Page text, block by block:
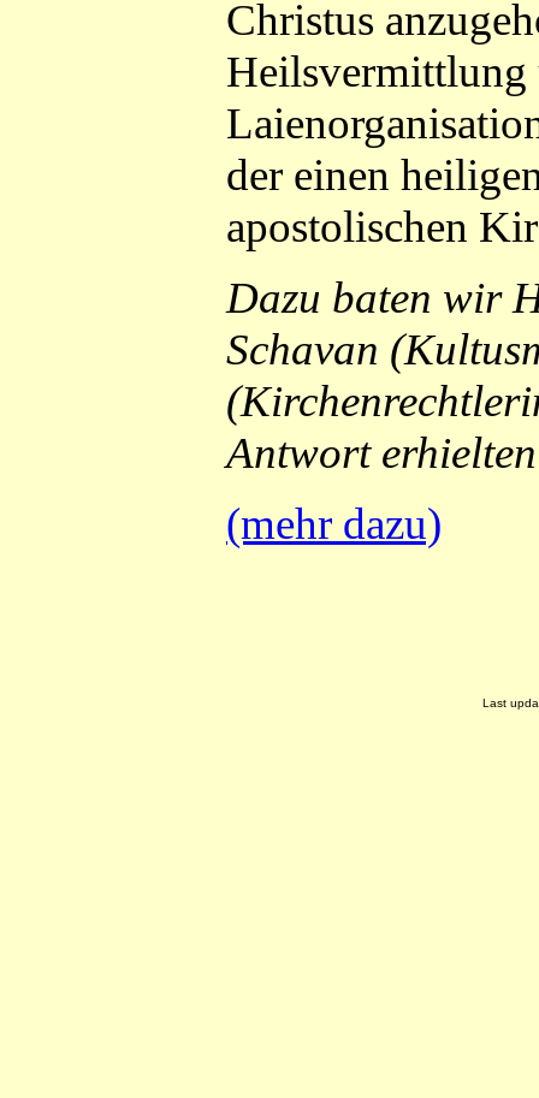
Christus
Heilsvermittlung
der einen
apostolischen
Dazu baten wir
Schavan
Antwort
(mehr dazu)
Last